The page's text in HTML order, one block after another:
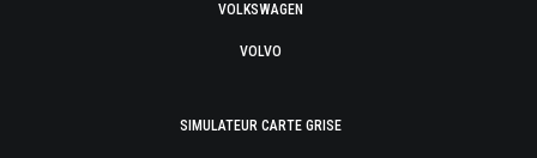
VOLKSWAGEN
VOLVO
SIMULATEUR CARTE GRISE